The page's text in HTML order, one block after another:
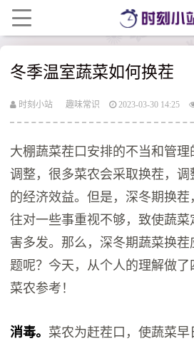
冬季温室蔬菜如何换茬
时刻小站 趣味常识 2023-03-30 14:25
大棚蔬菜茬口安排的不当和管
调整，很多菜农会采取换茬，调
的经济效益。但是，深冬期换
往对一些事重视不够，致使蔬
害多发。那么，深冬期蔬菜换茬
题呢？今天，从个人的理解做
菜农参考！
消毒。 菜农为赶茬口，使蔬菜早